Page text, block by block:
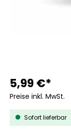
5,99 €*
Preise inkl. MwSt.
Sofort lieferbar